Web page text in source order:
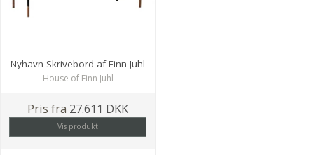
Nyhavn Skrivebord af Finn Juhl
House of Finn Juhl
Pris fra 27.611 DKK
Vis produkt